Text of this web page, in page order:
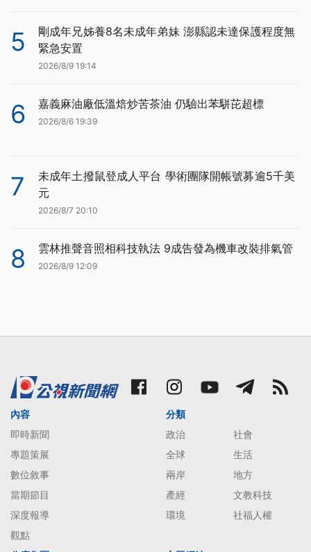
5
剛成年兄姊養8名未成年弟妹 澎縣認未達保護程度無
緊急安置
2026/8/9 19:14
6 嘉義麻油廠低溫焙炒苦茶油 仍驗出苯駢芘超標
2026/8/6 19:39
7
未成年土撥鼠登成人平台 學術團隊開帳號募逾5千美
元
2026/8/7 20:10
8 雲林推聲音照相科技執法 9成告發為機車改裝排氣管
2026/8/9 12:09
內容
即時新聞
專題策展
數位敘事
當期節目
深度報導
觀點
分類
政治
社會
全球
生活
兩岸
地方
產經
文教科技
環境
社福人權